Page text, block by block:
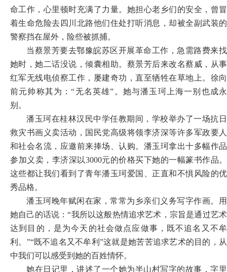
命工作，心里顿时充满了力量。她担心老乡们的安全，曾冒
着生命危险去四川北路他们住处打听消息，却被全副武装的
警察挡在屋外，险些被抓捕。
当蔡景芳要去鄂豫皖苏区开展革命工作，急需路费来找
她时，她二话没说，倾囊相助。蔡景芳后来改名蔡威，从事
红军无线电侦察工作，屡建奇功，直至牺牲在草地上。徐向
前元帅称其为：“无名英雄”。她与潘玉珂上海一别也成永
别。
潘玉珂在桂林汉民中学任教期间，学校举办了一场抗日
救灾书画义卖活动，国民党高级将领李济深等许多军政要人
和社会名流，应邀前来捧场、认购。潘玉珂拿出十多幅作品
参加义卖，李济深以3000元的价格买下她的一幅篆书作品。
这些都让我们看到了青年潘玉珂爱国、正直和不惧风险的优
秀品格。
潘玉珂晚年赋闲在家，常常为乡亲们义务写字作画。用
她自己的话说：“我所以这般热情追求艺术，宗旨是通过艺术
达到目的，是为今天的社会做点应做事，既不追名又不牟
利。”“既不追名又不牟利”这就是她苦苦追求艺术的目的，从
中我们可以感受到她的百姓情怀。
她在日记里，讲述了一个她为半山村写字的故事，字里